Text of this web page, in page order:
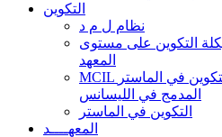
التكوين
نظام ل م د
التكوين على مستوى
المعهد
MCIL التكوين في الماستر
المدمج في الليسانس
التكوين في الماستر
المعهــــد